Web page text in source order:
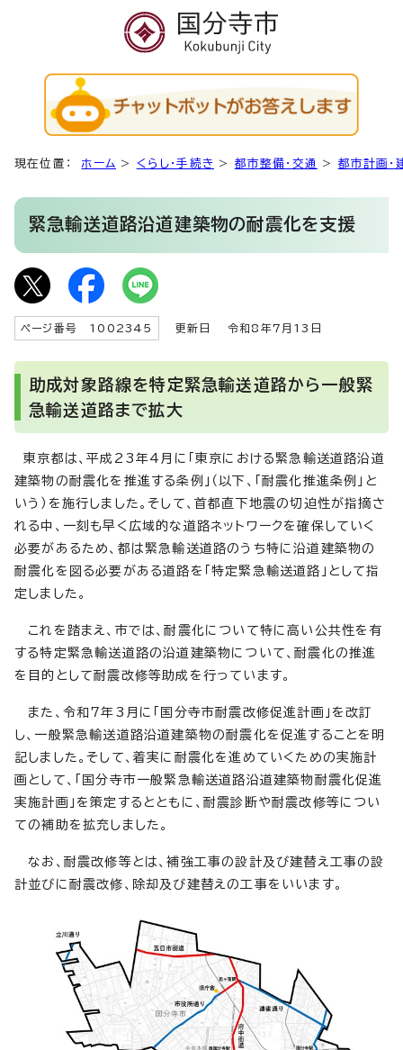
現在位置： ホーム > くらし・手続き > 都市整備・交通 > 都市計画・
緊急輸送道路沿道建築物の耐震化を支援
ページ番号 1002345 更新日 令和8年7月13日
助成対象路線を特定緊急輸送道路から一般緊
急輸送道路まで拡大
東京都は、平成23年4月に「東京における緊急輸送道路沿道
建築物の耐震化を推進する条例」（以下、「耐震化推進条例」と
いう）を施行しました。そして、首都直下地震の切迫性が指摘さ
れる中、一刻も早く広域的な道路ネットワークを確保していく
必要があるため、都は緊急輸送道路のうち特に沿道建築物の
耐震化を図る必要がある道路を「特定緊急輸送道路」として指
定しました。
これを踏まえ、市では、耐震化について特に高い公共性を有
する特定緊急輸送道路の沿道建築物について、耐震化の推進
を目的として耐震改修等助成を行っています。
また、令和7年3月に「国分寺市耐震改修促進計画」を改訂
し、一般緊急輸送道路沿道建築物の耐震化を促進することを明
記しました。そして、着実に耐震化を進めていくための実施計
画として、「国分寺市一般緊急輸送道路沿道建築物耐震化促進
実施計画」を策定するとともに、耐震診断や耐震改修等につい
ての補助を拡充しました。
なお、耐震改修等とは、補強工事の設計及び建替え工事の設
計並びに耐震改修、除却及び建替えの工事をいいます。